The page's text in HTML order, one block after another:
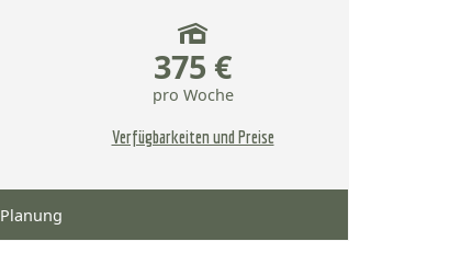
375 €
pro Woche
Verfügbarkeiten und Preise
Planung